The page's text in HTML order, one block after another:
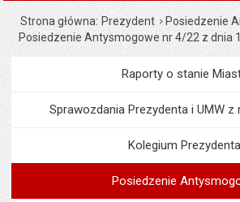
Strona główna Prezydent
Posiedzenie
Posiedzenie Antysmogowe nr 4/22 z dnia
Menu
Raporty o stanie
Sprawozdania Prezydenta i UMW z
Kolegium Prezydenta
Posiedzenie